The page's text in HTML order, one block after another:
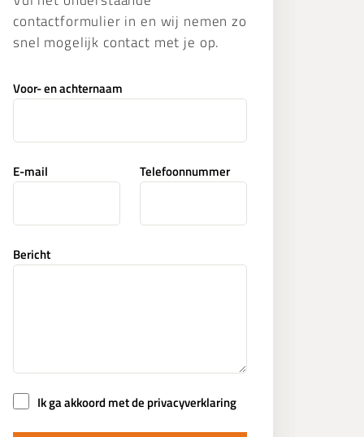
contactformulier in en wij nemen zo
snel mogelijk contact met je op.
Voor- en achternaam
E-mail Telefoonnummer
Bericht
Ik ga akkoord met de privacyverklaring